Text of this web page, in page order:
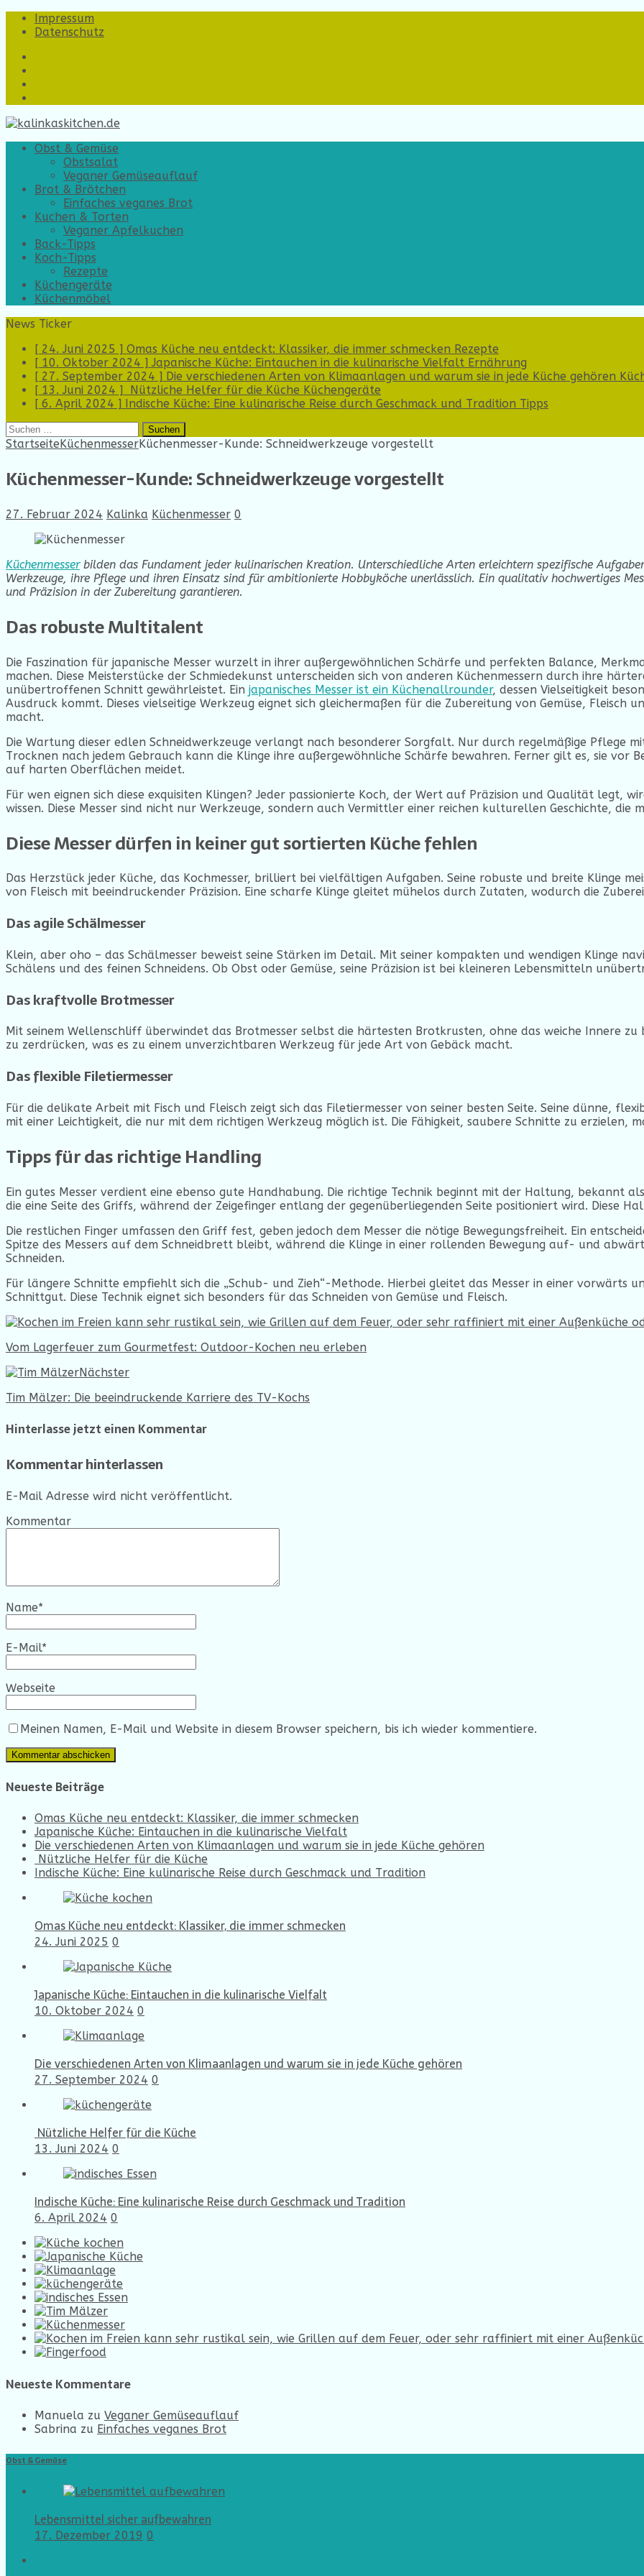
Impressum
Datenschutz
Obst & Gemüse
Obstsalat
Veganer Gemüseauflauf
Brot & Brötchen
Einfaches veganes Brot
Kuchen & Torten
Veganer Apfelkuchen
Back-Tipps
Koch-Tipps
Rezepte
Küchengeräte
Küchenmöbel
News Ticker
[ 24. Juni 2025 ] Omas Küche neu entdeckt: Klassiker, die immer schmecken Rezepte
[ 10. Oktober 2024 ] Japanische Küche: Eintauchen in die kulinarische Vielfalt Ernährung
[ 27. September 2024 ] Die verschiedenen Arten von Klimaanlagen und warum sie in jede Küche gehören
[ 13. Juni 2024 ]
Nützliche Helfer für die Küche Küchengeräte
[ 6. April 2024 ] Indische Küche: Eine kulinarische Reise durch Geschmack und Tradition Tipps
Suchen
nach:
StartseiteKüchenmesserKüchenmesser-Kunde: Schneidwerkzeuge vorgestellt
Küchenmesser-Kunde: Schneidwerkzeuge vorgestellt
27. Februar 2024 Kalinka Küchenmesser 0
Küchenmesserbilden das Fundament jeder kulinarischen Kreation. Unterschiedliche Arten erleichtern spezifische
Werkzeuge, ihre Pflege und ihren Einsatz sind für ambitionierte Hobbyköche unerlässlich. Ein qualitativ hochwertiges
und Präzision in der Zubereitung garantieren.
Das robuste Multitalent
Die Faszination für japanische Messer wurzelt in ihrer außergewöhnlichen Schärfe und perfekten Balance,
machen. Diese Meisterstücke der Schmiedekunst unterscheiden sich von anderen Küchenmessern durch ihre
unübertroffenen Schnitt gewährleistet. Ein japanisches Messer ist ein Küchenallrounder, dessen Vielseitigkeit
Ausdruck kommt. Dieses vielseitige Werkzeug eignet sich gleichermaßen für die Zubereitung von Gemüse, Fleisch
macht.
Die Wartung dieser edlen Schneidwerkzeuge verlangt nach besonderer Sorgfalt. Nur durch regelmäßige Pflege
Trocknen nach jedem Gebrauch kann die Klinge ihre außergewöhnliche Schärfe bewahren. Ferner gilt es, sie vor
auf harten Oberflächen meidet.
Für wen eignen sich diese exquisiten Klingen? Jeder passionierte Koch, der Wert auf Präzision und Qualität legt,
wissen. Diese Messer sind nicht nur Werkzeuge, sondern auch Vermittler einer reichen kulturellen Geschichte, die
Diese Messer dürfen in keiner gut sortierten Küche fehlen
Das Herzstück jeder Küche, das Kochmesser, brilliert bei vielfältigen Aufgaben. Seine robuste und breite Klinge
von Fleisch mit beeindruckender Präzision. Eine scharfe Klinge gleitet mühelos durch Zutaten, wodurch die
Das agile Schälmesser
Klein, aber oho – das Schälmesser beweist seine Stärken im Detail. Mit seiner kompakten und wendigen Klinge
Schälens und des feinen Schneidens. Ob Obst oder Gemüse, seine Präzision ist bei kleineren Lebensmitteln
Das kraftvolle Brotmesser
Mit seinem Wellenschliff überwindet das Brotmesser selbst die härtesten Brotkrusten, ohne das weiche Innere zu
zu zerdrücken, was es zu einem unverzichtbaren Werkzeug für jede Art von Gebäck macht.
Das flexible Filetiermesser
Für die delikate Arbeit mit Fisch und Fleisch zeigt sich das Filetiermesser von seiner besten Seite. Seine dünne,
mit einer Leichtigkeit, die nur mit dem richtigen Werkzeug möglich ist. Die Fähigkeit, saubere Schnitte zu
Tipps für das richtige Handling
Ein gutes Messer verdient eine ebenso gute Handhabung. Die richtige Technik beginnt mit der Haltung, bekannt
die eine Seite des Griffs, während der Zeigefinger entlang der gegenüberliegenden Seite positioniert wird. Diese
Die restlichen Finger umfassen den Griff fest, geben jedoch dem Messer die nötige Bewegungsfreiheit. Ein
Spitze des Messers auf dem Schneidbrett bleibt, während die Klinge in einer rollenden Bewegung auf- und
Schneiden.
Für längere Schnitte empfiehlt sich die „Schub- und Zieh“-Methode. Hierbei gleitet das Messer in einer vorwärts
Schnittgut. Diese Technik eignet sich besonders für das Schneiden von Gemüse und Fleisch.
Vom Lagerfeuer zum Gourmetfest: Outdoor-Kochen neu erleben
Nächster
Tim Mälzer: Die beeindruckende Karriere des TV-Kochs
Hinterlasse jetzt einen Kommentar
Kommentar hinterlassen
E-Mail Adresse wird nicht veröffentlicht.
Kommentar
Name*
E-Mail*
Webseite
Meinen Namen, E-Mail und Website in diesem Browser speichern, bis ich wieder kommentiere.
Neueste Beiträge
Omas Küche neu entdeckt: Klassiker, die immer schmecken
Japanische Küche: Eintauchen in die kulinarische Vielfalt
Die verschiedenen Arten von Klimaanlagen und warum sie in jede Küche gehören
Nützliche Helfer für die Küche
Indische Küche: Eine kulinarische Reise durch Geschmack und Tradition
Omas Küche neu entdeckt: Klassiker, die immer schmecken
24. Juni 2025 0
Japanische Küche: Eintauchen in die kulinarische Vielfalt
10. Oktober 2024 0
Die verschiedenen Arten von Klimaanlagen und warum sie in jede Küche gehören
27. September 2024 0
Nützliche Helfer für die Küche
13. Juni 2024 0
Indische Küche: Eine kulinarische Reise durch Geschmack und Tradition
6. April 2024 0
Neueste Kommentare
Manuela zu Veganer Gemüseauflauf
Sabrina zu Einfaches veganes Brot
Obst & Gemüse
Lebensmittel sicher aufbewahren
17. Dezember 2019 0